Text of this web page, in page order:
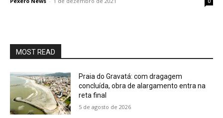
MOST READ
Praia do Gravatá: com dragagem
concluída, obra de alargamento entra na
reta final
5 de agosto de 2026